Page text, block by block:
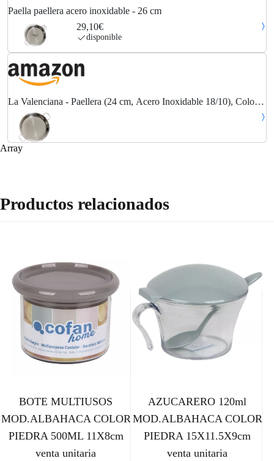
Paella paellera acero inoxidable - 26 cm
29,10€
disponible
La Valenciana - Paellera (24 cm, Acero Inoxidable 18/10), Color
Negro, Negro, 26 cm
Array
Productos relacionados
BOTE MULTIUSOS
MOD.ALBAHACA COLOR
PIEDRA 500ML 11X8cm
venta unitaria
AZUCARERO 120ml
MOD.ALBAHACA COLOR
PIEDRA 15X11.5X9cm
venta unitaria